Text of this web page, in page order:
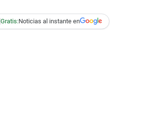
Gratis:Noticias al instante en